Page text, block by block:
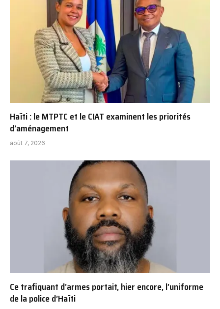
Haïti : le MTPTC et le CIAT examinent les priorités
d’aménagement
août 7, 2026
Ce trafiquant d’armes portait, hier encore, l’uniforme
de la police d’Haïti